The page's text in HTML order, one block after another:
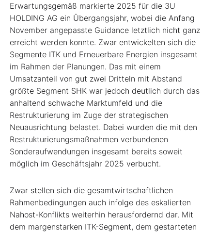
Erwartungsgemäß markierte 2025 für die 3U
HOLDING AG ein Übergangsjahr, wobei die Anfang
November angepasste Guidance letztlich nicht ganz
erreicht werden konnte. Zwar entwickelten sich die
Segmente ITK und Erneuerbare Energien insgesamt
im Rahmen der Planungen. Das mit einem
Umsatzanteil von gut zwei Dritteln mit Abstand
größte Segment SHK war jedoch deutlich durch das
anhaltend schwache Marktumfeld und die
Restrukturierung im Zuge der strategischen
Neuausrichtung belastet. Dabei wurden die mit den
Restrukturierungsmaßnahmen verbundenen
Sonderaufwendungen insgesamt bereits soweit
möglich im Geschäftsjahr 2025 verbucht.
Zwar stellen sich die gesamtwirtschaftlichen
Rahmenbedingungen auch infolge des eskalierten
Nahost-Konflikts weiterhin herausfordernd dar. Mit
dem margenstarken ITK-Segment, dem gestarteten